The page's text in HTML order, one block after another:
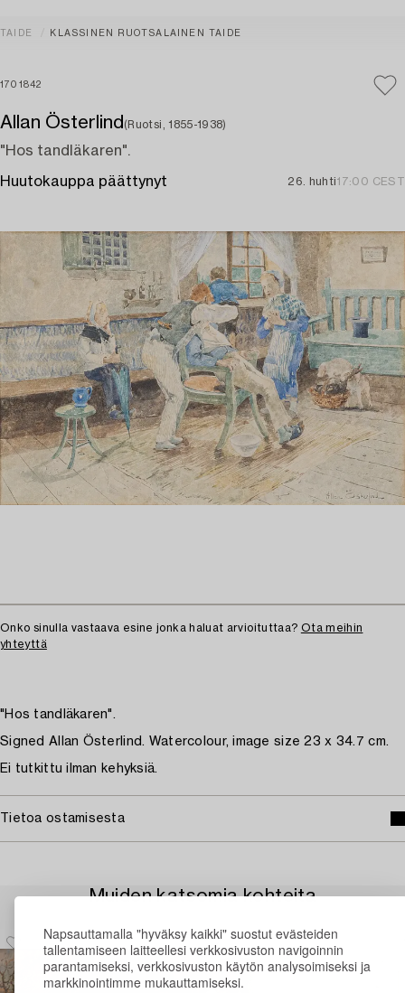
Napsauttamalla "hyväksy kaikki" suostut evästeiden
tallentamiseen laitteellesi verkkosivuston navigoinnin
parantamiseksi, verkkosivuston käytön analysoimiseksi ja
markkinointimme mukauttamiseksi.
TAIDE KLASSINEN RUOTSALAINEN TAIDE
1701842
Allan Österlind (Ruotsi, 1855-1938)
"Hos tandläkaren".
Huutokauppa päättynyt 26. huhti17:00 CEST
Onko sinulla vastaava esine jonka haluat arvioituttaa? Ota meihin
yhteyttä
"Hos tandläkaren".
Signed Allan Österlind. Watercolour, image size 23 x 34.7 cm.
Ei tutkittu ilman kehyksiä.
Tietoa ostamisesta
Muiden katsomia kohteita